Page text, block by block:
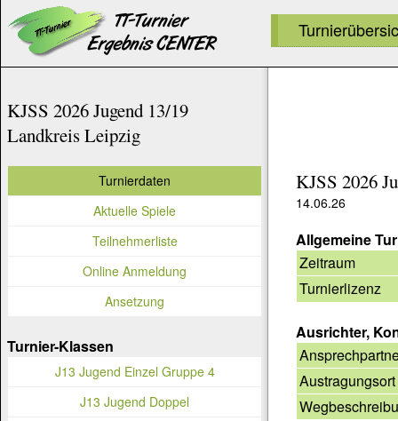
KJSS 2026
14.06.26
Allgemeine
Zeitraum
Turnierlizenz
Ausrichter,
Austragungsort
KJSS 2026 Jugend 13/19
Landkreis Leipzig
Turnierdaten
Aktuelle Spiele
Teilnehmerliste
Online Anmeldung
Ansetzung
Turnier-Klassen
J13 Jugend Einzel Gruppe 4
J13 Jugend Doppel